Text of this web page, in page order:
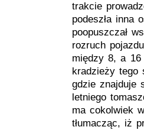
trakcie
podeszła inna
poopuszczał
rozruch
między 8, a 16
kradzieży tego
gdzie znajduje
letniego
ma cokolwiek
tłumacząc, iż